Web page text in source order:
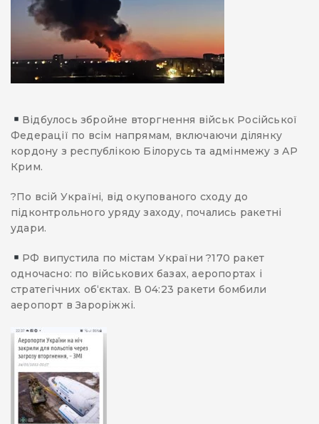
Відбулось збройне вторгнення військ Російської
Федерації по всім напрямам, включаючи ділянку
кордону з республікою Білорусь та адмінмежу з АР
Крим.
?По всій Україні, від окупованого сходу до
підконтрольного уряду заходу, почались ракетні
удари.
РФ випустила по містам України ?170 ракет
одночасно: по військових базах, аеропортах і
стратегічних об‘єктах. В 04:23 ракети бомбили
аеропорт в Зароріжжі.